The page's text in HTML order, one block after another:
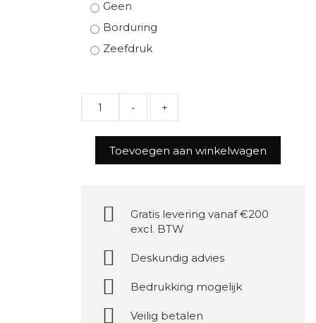
Geen
Borduring
Zeefdruk
Toevoegen aan winkelwagen
Gratis levering vanaf €200
excl. BTW
Deskundig advies
Bedrukking mogelijk
Veilig betalen